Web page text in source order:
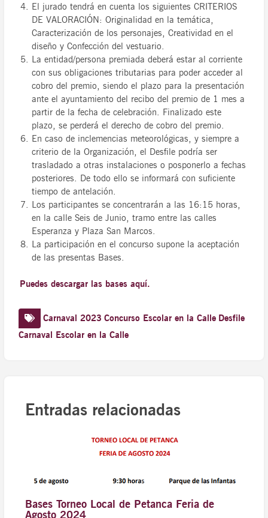
El jurado tendrá en cuenta los siguientes CRITERIOS
DE VALORACIÓN: Originalidad en la temática,
Caracterización de los personajes, Creatividad en el
diseño y Confección del vestuario.
La entidad/persona premiada deberá estar al corriente
con sus obligaciones tributarias para poder acceder al
cobro del premio, siendo el plazo para la presentación
ante el ayuntamiento del recibo del premio de 1 mes a
partir de la fecha de celebración. Finalizado este
plazo, se perderá el derecho de cobro del premio.
En caso de inclemencias meteorológicas, y siempre a
criterio de la Organización, el Desfile podría ser
trasladado a otras instalaciones o posponerlo a fechas
posteriores. De todo ello se informará con suficiente
tiempo de antelación.
Los participantes se concentrarán a las 16:15 horas,
en la calle Seis de Junio, tramo entre las calles
Esperanza y Plaza San Marcos.
La participación en el concurso supone la aceptación
de las presentas Bases.
Puedes descargar las bases aquí.
Carnaval 2023 Concurso Escolar en la Calle Desfile
Carnaval Escolar en la Calle
Entradas relacionadas
Bases Torneo Local de Petanca Feria de
Agosto 2024